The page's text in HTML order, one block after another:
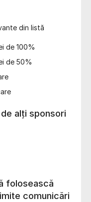
din listă
de 100%
de 50%
alți sponsori
folosească
comunicări